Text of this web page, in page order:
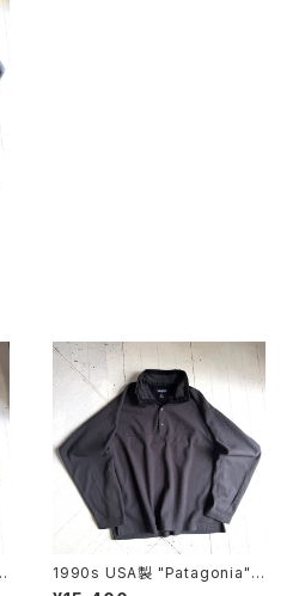
1990s USA製 "Patagonia"
MICRO D-LUXE pullover